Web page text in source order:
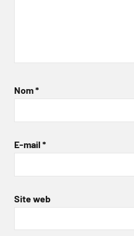
Nom*
E-mail *
Site web